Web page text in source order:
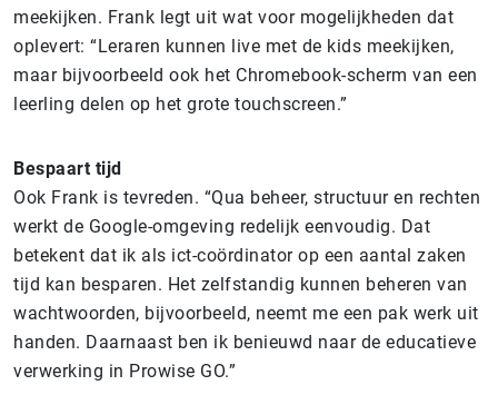
meekijken. Frank legt uit wat voor mogelijkheden dat
oplevert: “Leraren kunnen live met de kids meekijken,
maar bijvoorbeeld ook het Chromebook-scherm van een
leerling delen op het grote touchscreen.”
Bespaart tijd
Ook Frank is tevreden. “Qua beheer, structuur en rechten
werkt de Google-omgeving redelijk eenvoudig. Dat
betekent dat ik als ict-coördinator op een aantal zaken
tijd kan besparen. Het zelfstandig kunnen beheren van
wachtwoorden, bijvoorbeeld, neemt me een pak werk uit
handen. Daarnaast ben ik benieuwd naar de educatieve
verwerking in Prowise GO.”